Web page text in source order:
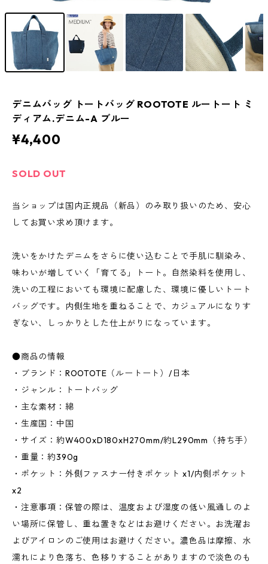
デニムバッグ トートバッグ ROOTOTE ルートート ミ
ディアム.デニム-A ブルー
¥4,400
SOLD OUT
当ショップは国内正規品（新品）のみ取り扱いのため、安心
してお買い求め頂けます。
洗いをかけたデニムをさらに使い込むことで手肌に馴染み、
味わいが増していく「育てる」トート。自然染料を使用し、
洗いの工程においても環境に配慮した、環境に優しいトート
バッグです。内側生地を重ねることで、カジュアルになりす
ぎない、しっかりとした仕上がりになっています。
●商品の情報
・ブランド：ROOTOTE（ルートート）/日本
・ジャンル：トートバッグ
・主な素材：綿
・生産国：中国
・サイズ：約W400xD180xH270mm/約L290mm（持ち手）
・重量：約390g
・ポケット：外側ファスナー付きポケット x1/内側ポケット
x2
・注意事項：保管の際は、温度および湿度の低い風通しのよ
い場所に保管し、重ね置きなどはお避けください。お洗濯お
よびアイロンのご使用はお避けください。濃色品は摩擦、水
濡れにより色落ち、色移りすることがありますので淡色のも